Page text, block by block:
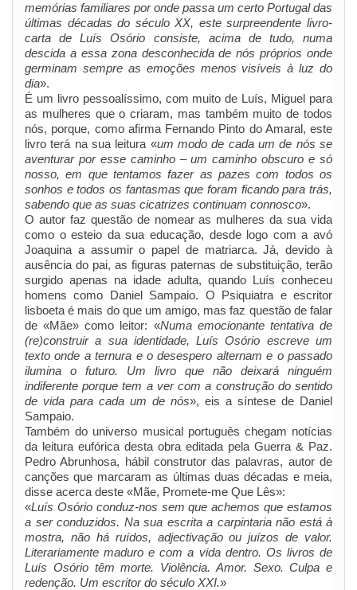
memórias familiares por onde passa um certo Portugal das
últimas décadas do século XX, este surpreendente livro-
carta de Luís Osório consiste, acima de tudo, numa
descida a essa zona desconhecida de nós próprios onde
germinam sempre as emoções menos visíveis à luz do
dia».
É um livro pessoalíssimo, com muito de Luís, Miguel para
as mulheres que o criaram, mas também muito de todos
nós, porque, como afirma Fernando Pinto do Amaral, este
livro terá na sua leitura «um modo de cada um de nós se
aventurar por esse caminho – um caminho obscuro e só
nosso, em que tentamos fazer as pazes com todos os
sonhos e todos os fantasmas que foram ficando para trás,
sabendo que as suas cicatrizes continuam connosco».
O autor faz questão de nomear as mulheres da sua vida
como o esteio da sua educação, desde logo com a avó
Joaquina a assumir o papel de matriarca. Já, devido à
ausência do pai, as figuras paternas de substituição, terão
surgido apenas na idade adulta, quando Luís conheceu
homens como Daniel Sampaio. O Psiquiatra e escritor
lisboeta é mais do que um amigo, mas faz questão de falar
de «Mãe» como leitor: «Numa emocionante tentativa de
(re)construir a sua identidade, Luís Osório escreve um
texto onde a ternura e o desespero alternam e o passado
ilumina o futuro. Um livro que não deixará ninguém
indiferente porque tem a ver com a construção do sentido
de vida para cada um de nós», eis a síntese de Daniel
Sampaio.
Também do universo musical português chegam notícias
da leitura eufórica desta obra editada pela Guerra & Paz.
Pedro Abrunhosa, hábil construtor das palavras, autor de
canções que marcaram as últimas duas décadas e meia,
disse acerca deste «Mãe, Promete-me Que Lês»:
«Luís Osório conduz-nos sem que achemos que estamos
a ser conduzidos. Na sua escrita a carpintaria não está à
mostra, não há ruídos, adjectivação ou juízos de valor.
Literariamente maduro e com a vida dentro. Os livros de
Luís Osório têm morte. Violência. Amor. Sexo. Culpa e
redenção. Um escritor do século XXI.»